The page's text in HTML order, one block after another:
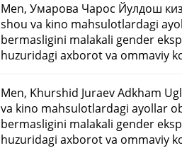
Men, Умарова Чарос Йулдош
shou va kino mahsulotlardagi
bermasligini malakali gender
huzuridagi axborot va ommaviy
Men, Khurshid Juraev Adkham
va kino mahsulotlardagi ayollar
bermasligini malakali gender
huzuridagi axborot va ommaviy